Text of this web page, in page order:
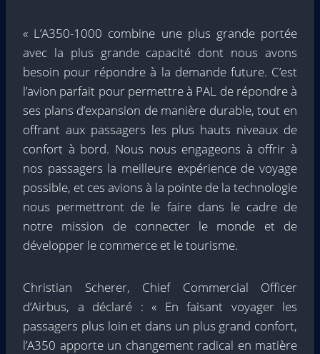
« L’A350-1000 combine une plus grande portée
avec la plus grande capacité dont nous avons
besoin pour répondre à la demande future. C’est
l’avion parfait pour permettre à PAL de répondre à
ses plans d’expansion de manière durable, tout en
offrant aux passagers les plus hauts niveaux de
confort à bord. Nous nous engageons à offrir à
nos passagers la meilleure expérience de voyage
possible, et ces avions à la pointe de la technologie
nous permettront de le faire dans le cadre de
notre mission de connecter le monde et de
développer le commerce et le tourisme.
Christian Scherer, Chief Commercial Officer
d’Airbus, a déclaré : « En faisant voyager les
passagers plus loin et dans un plus grand confort,
l’A350 apporte un changement radical en matière